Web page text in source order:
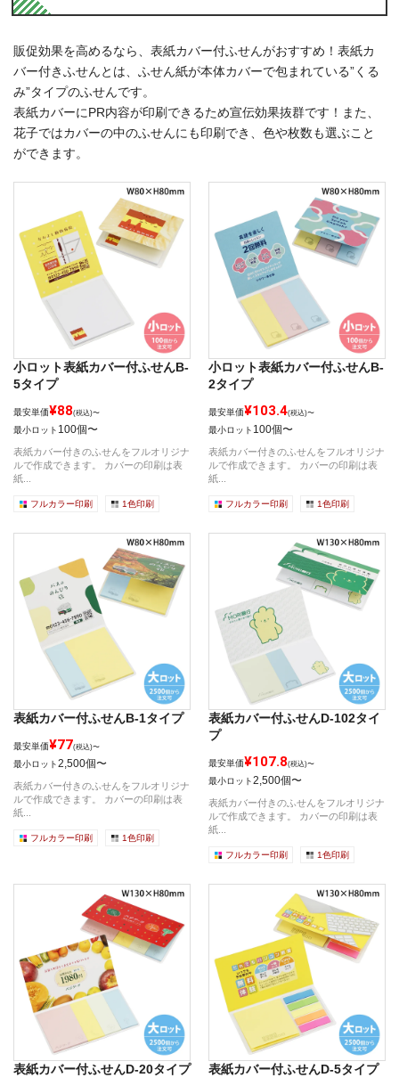
販促効果を高めるなら、表紙カバー付ふせんがおすすめ！表紙カ
バー付きふせんとは、ふせん紙が本体カバーで包まれている”くる
み”タイプのふせんです。
表紙カバーにPR内容が印刷できるため宣伝効果抜群です！また、
花子ではカバーの中のふせんにも印刷でき、色や枚数も選ぶこと
ができます。
小ロット表紙カバー付ふせんB-
5タイプ
最安単価¥88(税込)〜
最小ロット 100個〜
表紙カバー付きのふせんをフルオリジナ
ルで作成できます。 カバーの印刷は表
紙...
フルカラー印刷 1色印刷
小ロット表紙カバー付ふせんB-
2タイプ
最安単価¥103.4(税込)〜
最小ロット 100個〜
表紙カバー付きのふせんをフルオリジナ
ルで作成できます。 カバーの印刷は表
紙...
フルカラー印刷 1色印刷
表紙カバー付ふせんB-1タイプ
最安単価¥77(税込)〜
最小ロット2,500個〜
表紙カバー付きのふせんをフルオリジナ
ルで作成できます。 カバーの印刷は表
紙...
フルカラー印刷 1色印刷
表紙カバー付ふせんD-102タイ
プ
最安単価¥107.8(税込)〜
最小ロット2,500個〜
表紙カバー付きのふせんをフルオリジナ
ルで作成できます。 カバーの印刷は表
紙...
フルカラー印刷 1色印刷
表紙カバー付ふせんD-20タイプ 表紙カバー付ふせんD-5タイプ